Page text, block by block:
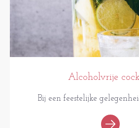
Alcoholvrije
Bij een feestelijke